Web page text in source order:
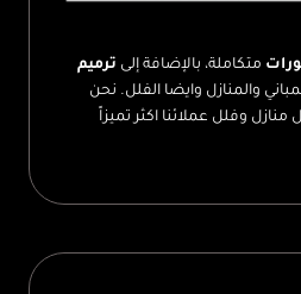
متكاملة، بالإضافة إلى ترميم
والمنازل وايضا الفلل. نحن
وفلل عملائنا اكثر تميزاً